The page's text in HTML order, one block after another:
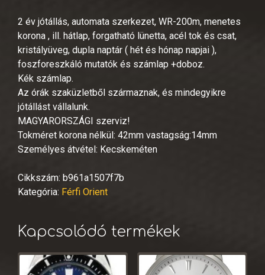
2 év jótállás, automata szerkezet, WR-200m, menetes
korona , ill. hátlap, forgatható lünetta, acél tok és csat,
kristályüveg, dupla naptár ( hét és hónap napjai ),
foszforeszkáló mutatók és számlap +doboz.
Kék számlap.
Az órák szaküzletből származnak, és mindegyikre
jótállást vállalunk.
MAGYARORSZÁGI szerviz!
Tokméret korona nélkül: 42mm vastagság:14mm
Személyes átvétel: Kecskeméten
Cikkszám: b961a1507f7b
Kategória: Férfi Orient
Kapcsolódó termékek